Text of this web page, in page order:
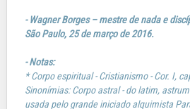
- Wagner Borges – mestre de nada e
São Paulo, 25 de março de 2016.
- Notas:
* Corpo espiritual - Cristianismo - Cor. I,
Sinonímias: Corpo astral - do latim,
usada pelo grande iniciado alquimista